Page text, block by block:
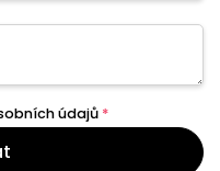
údajů *